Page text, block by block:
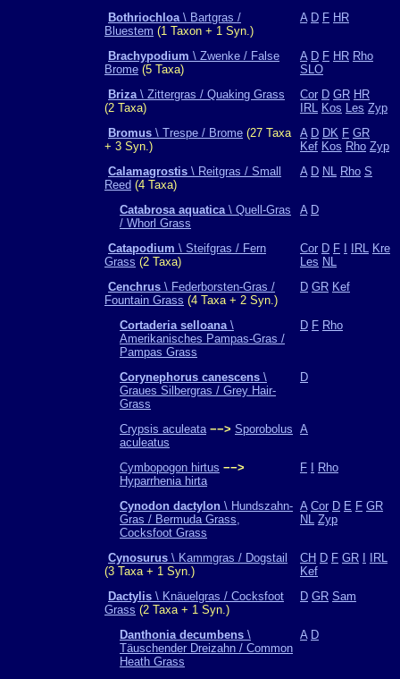
Bothriochloa\ Bartgras /
Bluestem (1 Taxon + 1 Syn.)
A D F HR
Brachypodium \ Zwenke / False
Brome (5 Taxa)
A D F HR Rho
SLO
Briza\ Zittergras / Quaking Grass
(2 Taxa)
Cor D GR HR
IRL Kos Les Zyp
Bromus \ Trespe / Brome (27 Taxa
+ 3 Syn.)
A D DK F GR
Kef Kos Rho Zyp
Calamagrostis \ Reitgras / Small
Reed (4 Taxa)
A D NL Rho S
Catabrosa aquatica\ Quell-Gras
/ Whorl Grass
A D
Catapodium \ Steifgras / Fern
Grass (2 Taxa)
Cor D F IRL Kre
Les NL
Cenchrus \ Federborsten-Gras /
Fountain Grass (4 Taxa + 2 Syn.)
D GR Kef
Cortaderia selloana\
Amerikanisches Pampas-Gras /
Pampas Grass
D F Rho
Corynephorus canescens \
Graues Silbergras / Grey Hair-
Grass
D
Crypsis aculeata −−> Sporobolus
aculeatus
A
Cymbopogon hirtus −−>
Hyparrhenia hirta
F Rho
Cynodon dactylon \ Hundszahn-
Gras / Bermuda Grass,
Cocksfoot Grass
A Cor D E F GR
NL Zyp
Cynosurus \ Kammgras / Dogstail
(3 Taxa + 1 Syn.)
CH D F GR
IRL
Kef
Dactylis \ Knäuelgras / Cocksfoot
Grass (2 Taxa + 1 Syn.)
D GR Sam
Danthonia decumbens \
Täuschender Dreizahn / Common
Heath Grass
A D